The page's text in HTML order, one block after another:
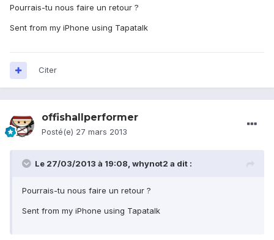
Pourrais-tu nous faire un retour ?
Sent from my iPhone using Tapatalk
Citer
offishallperformer
Posté(e) 27 mars 2013
Le 27/03/2013 à 19:08, whynot2 a dit :
Pourrais-tu nous faire un retour ?
Sent from my iPhone using Tapatalk